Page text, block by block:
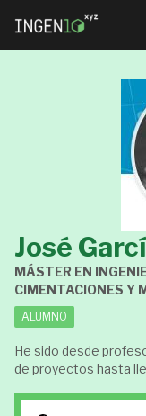
José
MÁSTER EN
CIMENTACIONES Y
ALUMNO
He sido desde
de proyectos hasta